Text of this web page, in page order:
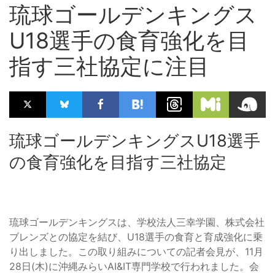
琉球ゴールデンキングス
U18選手の食育強化を目
指す三社協定に注目
琉球ゴールデンキングスU18選手
の食育強化を目指す三社協定
琉球ゴールデンキングスは、学校法人三幸学園、株式会社
ブレンズとの協定を結び、U18選手の食育と育成強化に乗
り出しました。この取り組みについての記者会見が、11月
28日(木)に沖縄みらいAI&IT専門学校で行われました。会